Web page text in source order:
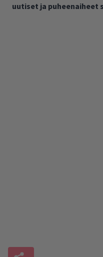
uutiset ja puheenaiheet